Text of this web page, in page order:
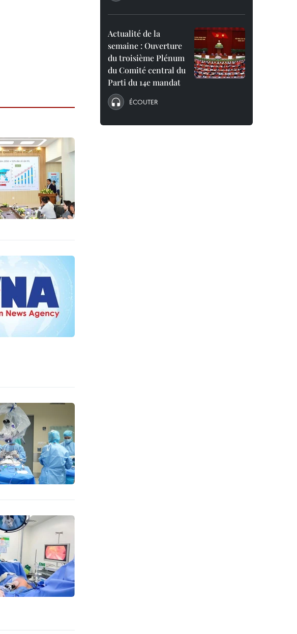
Actualité de la
semaine : Ouverture
du troisième Plénum
du Comité central du
Parti du 14e mandat
ÉCOUTER